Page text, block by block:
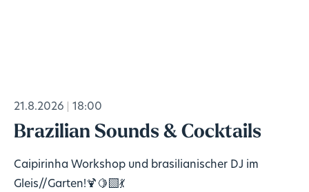
21.8.2026 18:00
Brazilian Sounds & Cocktails
Caipirinha Workshop und brasilianischer DJ im
Gleis//Garten!🍹🍋‍🟩💃